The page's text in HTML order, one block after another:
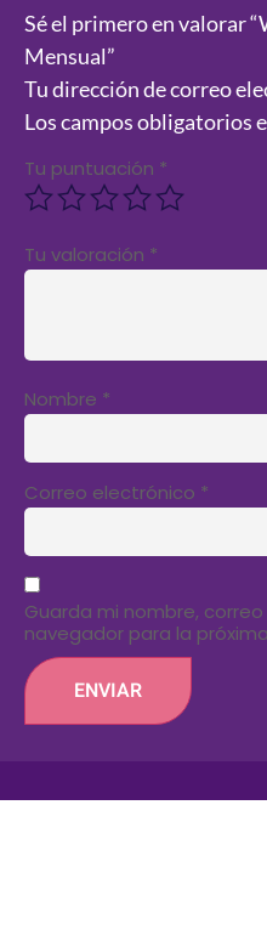
Sé el primero en valorar
Mensual”
Tu dirección de correo
Los campos obligatorios
Tu puntuación *
Tu valoración *
Nombre *
Correo electrónico *
Guarda mi nombre,
navegador para la